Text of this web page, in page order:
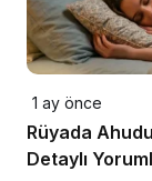
1 ay önce
Rüyada
Detaylı